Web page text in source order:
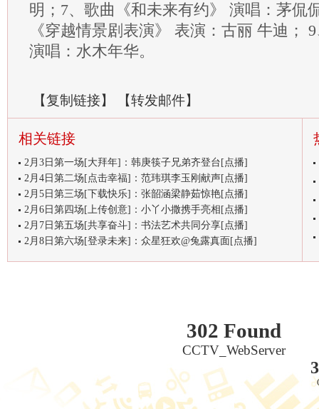
明；7、歌曲《和未来有约》 演唱：茅侃
《穿越情景剧表演》 表演：古丽 牛迪；
演唱：水木年华。
【复制链接】 【转发邮件】
相关链接
2月3日第一场[大拜年]：韩庚筷子兄弟齐登台[点播]
2月4日第二场[点击幸福]：范玮琪李玉刚献声[点播]
2月5日第三场[下载快乐]：张韶涵梁静茹惊艳[点播]
2月6日第四场[上传创意]：小丫小撒携手亮相[点播]
2月7日第五场[共享奋斗]：书法艺术共同分享[点播]
2月8日第六场[登录未来]：众星狂欢@兔露真面[点播]
302 Found
CCTV_WebServer